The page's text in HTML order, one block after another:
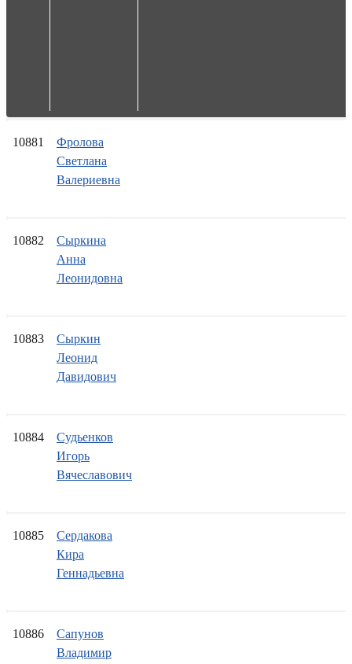
10881
Фролова
Светлана
Валериевна
10882
Сыркина
Анна
Леонидовна
10883
Сыркин
Леонид
Давидович
10884
Судьенков
Игорь
Вячеславович
10885
Сердакова
Кира
Геннадьевна
10886
Сапунов
Владимир